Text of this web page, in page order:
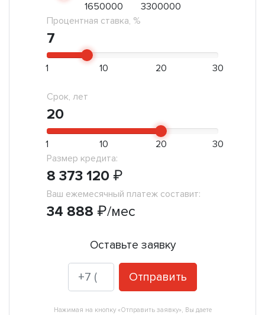
1650000
3300000
Процентная ставка, %
7
1 10 20 30
Срок, лет
20
1 10 20
30
Размер кредита:
8 373 120 ₽
Ваш ежемесячный платеж составит:
34 888 ₽/мес
Оставьте заявку
Отправить
Нажимая на кнопку «Отправить заявку», Вы даете